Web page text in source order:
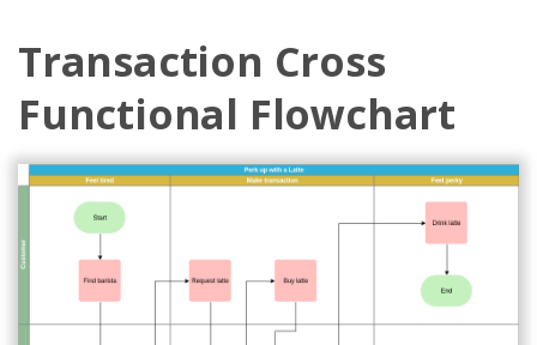
Transaction Cross
Functional Flowchart